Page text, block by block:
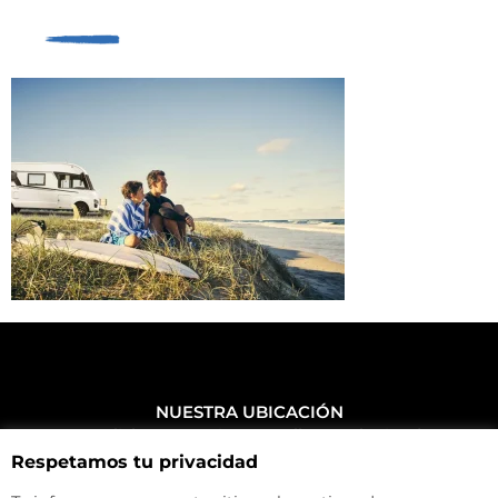
NUESTRA UBICACIÓN
Haz click aquí y mira como llegar a la tienda
CONTACTA CON NOSOTROS
+34 972 500 449
Respetamos tu privacidad